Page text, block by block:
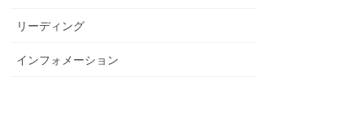
リーディング
インフォメーション